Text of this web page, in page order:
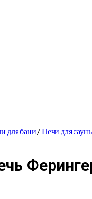
для бани /Печи для